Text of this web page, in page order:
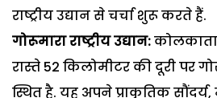
राष्ट्रीय उद्यान से चर्चा शुरू करते हैं.
गोरूमारा राष्ट्रीय उद्यान:
रास्ते 52 किलोमीटर की दूरी पर
स्थित है. यह अपने प्राकृतिक